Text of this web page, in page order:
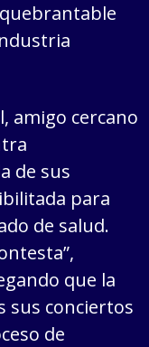
amigo cercano
de sus
para
de salud.
que la
sus conciertos
de